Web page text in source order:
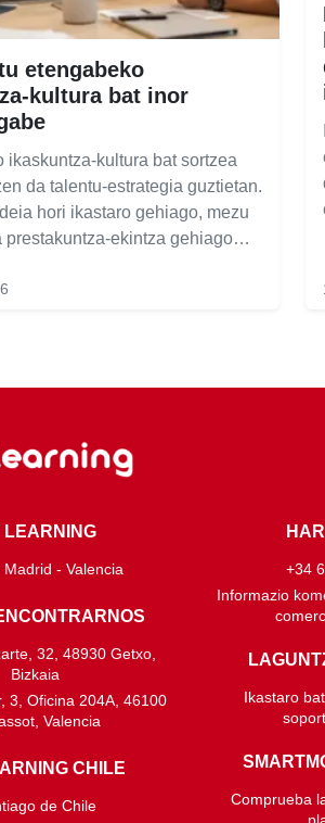
etengabeko
kultura bat inor
ikaskuntza-kultura bat sortzea
da talentu-estrategia guztietan.
hori ikastaro gehiago, mezu
prestakuntza-ekintza gehiago…
LEARNING
Madrid - Valencia
32, 48930 Getxo,
Bizkaia
3, Oficina 204A, 46100
Valencia
CHILE
de Chile
+34
Informazio
Ikastaro
Comprueba